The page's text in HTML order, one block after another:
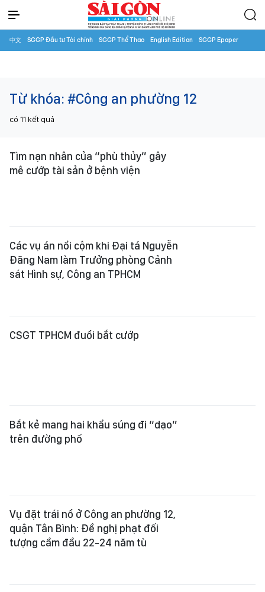
中文 SGGP Đầu tư Tài chính SGGP Thể Thao English Edition SGGP Epaper
Từ khóa: #Công an phường 12
có 11 kết quả
Tìm nạn nhân của “phù thủy” gây
mê cướp tài sản ở bệnh viện
Các vụ án nổi cộm khi Đại tá Nguyễn
Đăng Nam làm Trưởng phòng Cảnh
sát Hình sự, Công an TPHCM
CSGT TPHCM đuổi bắt cướp
Bắt kẻ mang hai khẩu súng đi “dạo”
trên đường phố
Vụ đặt trái nổ ở Công an phường 12,
quận Tân Bình: Đề nghị phạt đối
tượng cầm đầu 22-24 năm tù